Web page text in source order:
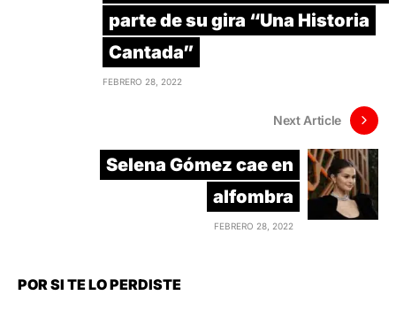
parte de su gira “Una Historia
Cantada”
FEBRERO 28, 2022
Next Article
Selena Gómez cae en
alfombra
FEBRERO 28, 2022
POR SI TE LO PERDISTE